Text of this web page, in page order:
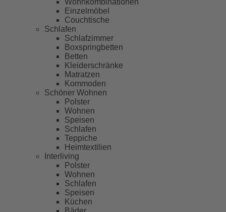
Einzelmöbel
Couchtische
Schlafen
Schlafzimmer
Boxspringbetten
Betten
Kleiderschränke
Matratzen
Kommoden
Schöner Wohnen
Polster
Wohnen
Speisen
Schlafen
Teppiche
Heimtextilien
Interliving
Polster
Wohnen
Schlafen
Speisen
Küchen